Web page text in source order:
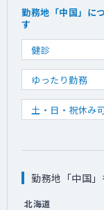
勤務地「中国」に
す
健診
ゆったり勤務
土・日・祝休み
勤務地「中国
北海道